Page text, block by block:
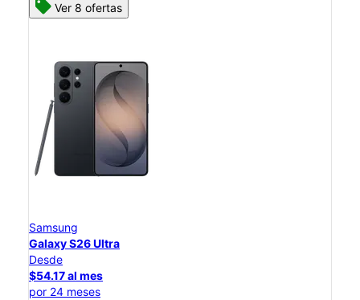
Ver 8 ofertas
Samsung
Galaxy S26 Ultra
Desde
$54.17 al mes
por 24 meses